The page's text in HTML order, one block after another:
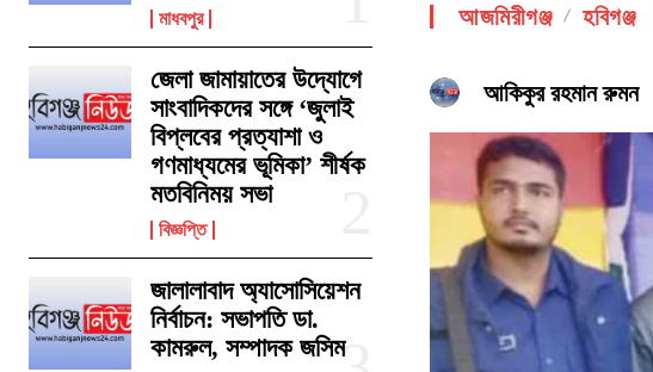
মাধবপুর
জেলা জামায়াতের উদ্যোগে
সাংবাদিকদের সঙ্গে ‘জুলাই
বিপ্লবের প্রত্যাশা ও
গণমাধ্যমের ভূমিকা’ শীর্ষক
মতবিনিময় সভা
বিজ্ঞপ্তি
জালালাবাদ অ্যাসোসিয়েশন
নির্বাচন: সভাপতি ডা.
কামরুল, সম্পাদক জসিম
আজমিরীগঞ্জ হবিগঞ্জ
আকিকুর রহমান রুমন